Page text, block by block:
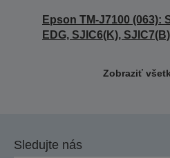
Epson TM-J7100 (063):
EDG, SJIC6(K), SJIC7(B)
Zobraziť
Sledujte nás